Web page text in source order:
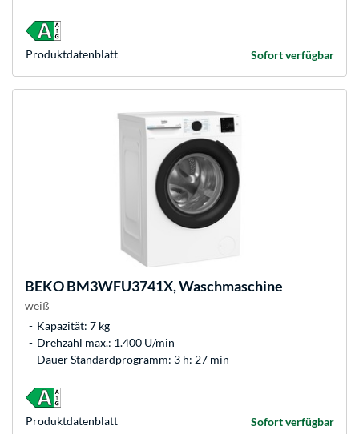
Sofort verfügbar
Produkt­datenblatt
BEKOBM3WFU3741X, Waschmaschine
weiß
Kapazität: 7 kg
Drehzahl max.: 1.400 U/min
Dauer Standardprogramm: 3 h: 27 min
Sofort verfügbar
Produkt­datenblatt